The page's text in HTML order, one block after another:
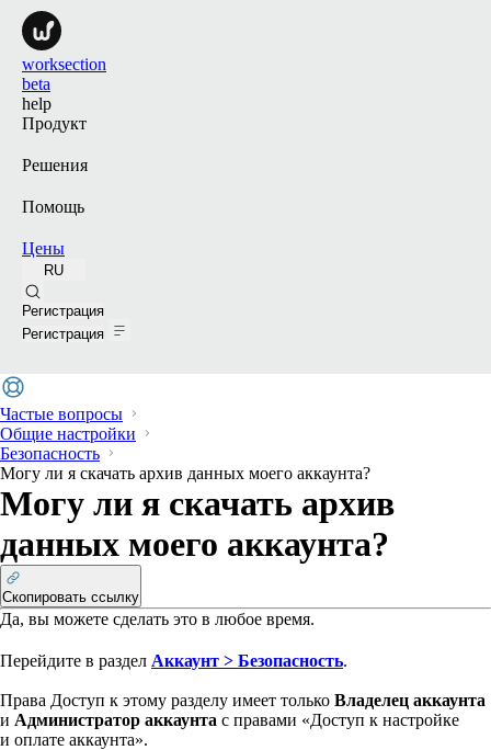
worksection
beta
help
Продукт
Решения
Помощь
Цены
RU
Регистрация
Регистрация
Частые вопросы
Общие настройки
Безопасность
Могу ли я скачать архив данных моего аккаунта?
Могу ли я скачать архив
данных моего аккаунта?
Скопировать ссылку
Да, вы можете сделать это в любое время.
Перейдите в раздел Аккаунт > Безопасность.
Права Доступ к этому разделу имеет только Владелец аккаунта
и Администратор аккаунта с правами «Доступ к настройке
и оплате аккаунта».